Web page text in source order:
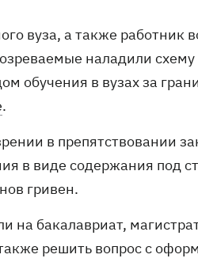
вуза, а также работник
наладили схему
обучения в вузах за
.
в препятствовании
в виде содержания под
гривен.
бакалавриат,
решить вопрос с